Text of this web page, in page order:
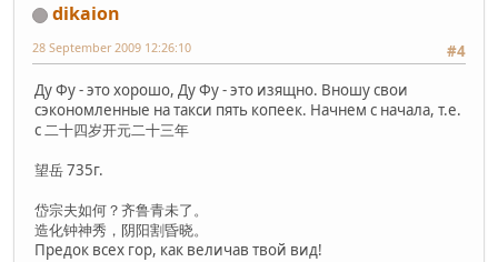
dikaion
#4
28 September 2009 12:26:10
Ду Фу - это хорошо, Ду Фу - это изящно. Вношу свои
сэкономленные на такси пять копеек. Начнем с начала, т.е.
с 二十四岁开元二十三年
望岳 735г.
岱宗夫如何？齐鲁青未了。
造化钟神秀，阴阳割昏晓。
Предок всех гор, как величав твой вид!